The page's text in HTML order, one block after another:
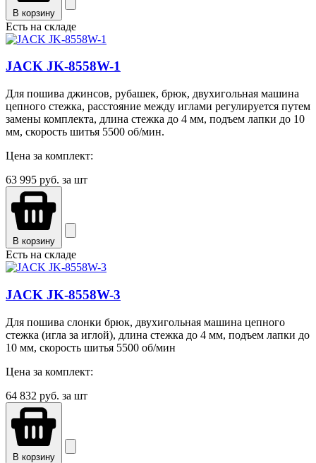
В корзину
Есть на складе
JACK JK-8558W-1
Для пошива джинсов, рубашек, брюк, двухигольная машина
цепного стежка, расстояние между иглами регулируется путем
замены комплекта, длина стежка до 4 мм, подъем лапки до 10
мм, скорость шитья 5500 об/мин.
Цена за комплект:
63 995 руб. за шт
В корзину
Есть на складе
JACK JK-8558W-3
Для пошива слонки брюк, двухигольная машина цепного
стежка (игла за иглой), длина стежка до 4 мм, подъем лапки до
10 мм, скорость шитья 5500 об/мин
Цена за комплект:
64 832 руб. за шт
В корзину